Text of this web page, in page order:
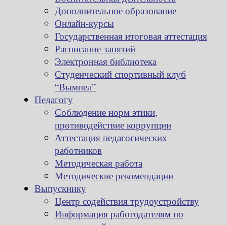
Дополнительное образование
Онлайн-курсы
Государственная итоговая аттестация
Расписание занятий
Электронная библиотека
Студенческий спортивный клуб
“Вымпел”
Педагогу
Соблюдение норм этики,
противодействие коррупции
Аттестация педагогических
работников
Методическая работа
Методические рекомендации
Выпускнику
Центр содействия трудоустройству
Информация работодателям по